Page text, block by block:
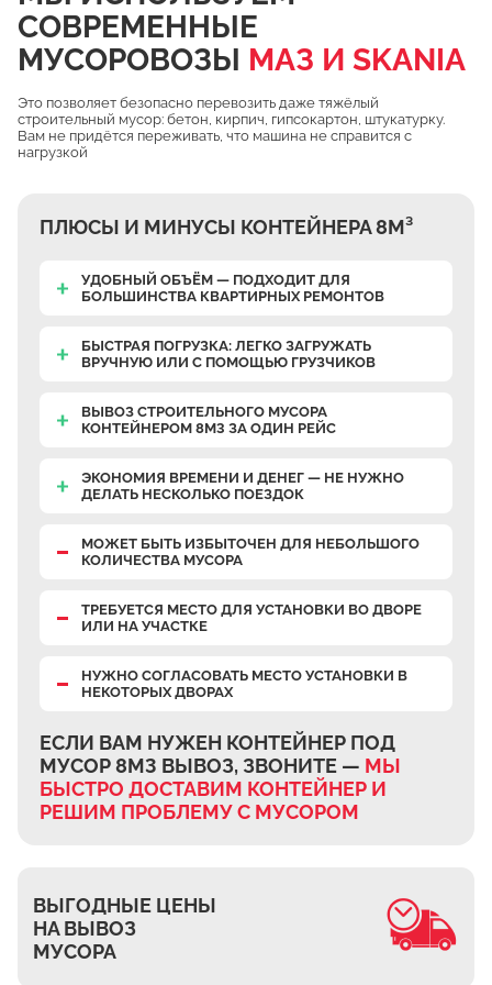
Чулково
Осеченки
Поповка
Донино
Дурниха
Поповка
Синьково
Еганово
Заозерье
Бритово
Ивановка
Нижнее Велино
Каменное Тяжино
Зелёная Слобода
Апариха
Прудки
Редькино
Малое Саврасово
СОВРЕМЕННЫЕ
МУСОРОВОЗЫ МАЗ И SKANIA
Это позволяет безопасно перевозить даже тяжёлый
строительный мусор: бетон, кирпич, гипсокартон, штукатурку.
Вам не придётся переживать, что машина не справится с
нагрузкой
ВЫГОДНЫЕ ЦЕНЫ
НА ВЫВОЗ
МУСОРА
ПЛЮСЫ И МИНУСЫ КОНТЕЙНЕРА 8М³
УДОБНЫЙ ОБЪЁМ — ПОДХОДИТ ДЛЯ
БОЛЬШИНСТВА КВАРТИРНЫХ РЕМОНТОВ
БЫСТРАЯ ПОГРУЗКА: ЛЕГКО ЗАГРУЖАТЬ
ВРУЧНУЮ ИЛИ С ПОМОЩЬЮ ГРУЗЧИКОВ
ВЫВОЗ СТРОИТЕЛЬНОГО МУСОРА
КОНТЕЙНЕРОМ 8М3 ЗА ОДИН РЕЙС
ЭКОНОМИЯ ВРЕМЕНИ И ДЕНЕГ — НЕ НУЖНО
ДЕЛАТЬ НЕСКОЛЬКО ПОЕЗДОК
МОЖЕТ БЫТЬ ИЗБЫТОЧЕН ДЛЯ НЕБОЛЬШОГО
КОЛИЧЕСТВА МУСОРА
ТРЕБУЕТСЯ МЕСТО ДЛЯ УСТАНОВКИ ВО ДВОРЕ
ИЛИ НА УЧАСТКЕ
НУЖНО СОГЛАСОВАТЬ МЕСТО УСТАНОВКИ В
НЕКОТОРЫХ ДВОРАХ
ЕСЛИ ВАМ НУЖЕН КОНТЕЙНЕР ПОД
МУСОР 8М3 ВЫВОЗ, ЗВОНИТЕ — МЫ
БЫСТРО ДОСТАВИМ КОНТЕЙНЕР И
РЕШИМ ПРОБЛЕМУ С МУСОРОМ